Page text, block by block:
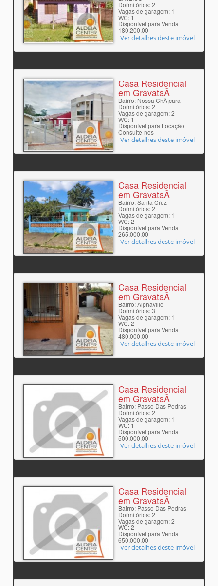
Dormitórios: 2
Vagas de garagem: 1
WC: 1
Disponível para Venda
180.200,00
Ver detalhes deste imóvel
Casa Residencial
em GravataÃ­
Bairro: Nossa ChÃ¡cara
Dormitórios: 2
Vagas de garagem: 2
WC: 1
Disponível para Locação
Consulte-nos
Ver detalhes deste imóvel
Casa Residencial
em GravataÃ­
Bairro: Santa Cruz
Dormitórios: 2
Vagas de garagem: 1
WC: 2
Disponível para Venda
265.000,00
Ver detalhes deste imóvel
Casa Residencial
em GravataÃ­
Bairro: Alphaville
Dormitórios: 3
Vagas de garagem: 1
WC: 2
Disponível para Venda
480.000,00
Ver detalhes deste imóvel
Casa Residencial
em GravataÃ­
Bairro: Passo Das Pedras
Dormitórios: 2
Vagas de garagem: 1
WC: 1
Disponível para Venda
500.000,00
Ver detalhes deste imóvel
Casa Residencial
em GravataÃ­
Bairro: Passo Das Pedras
Dormitórios: 2
Vagas de garagem: 2
WC: 2
Disponível para Venda
650.000,00
Ver detalhes deste imóvel